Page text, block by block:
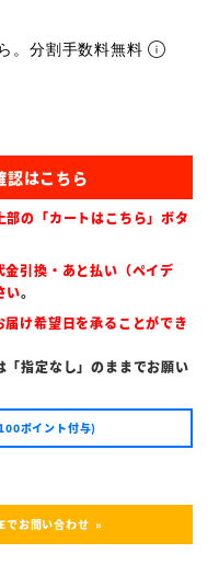
。分割手数料無料
部の「カートはこちら」ボタ
金引換・あと払い（ペイデ
い。
届け希望日を承ることができ
「指定なし」のままでお願い
ポイント付与)
でお問い合わせ